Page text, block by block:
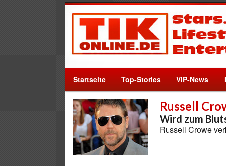
Startseite Top-Stories VIP-News
Russell
Wird zum
Russell Crowe